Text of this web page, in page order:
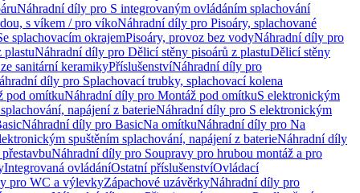
Náhradní díly pro S integrovaným ovládáním splachování
s víkem / pro víkoNáhradní díly pro Pisoáry, splachované
splachovacím okrajemPisoáry, provoz bez vodyNáhradní díly pro
plastuNáhradní díly pro Dělicí stěny pisoárů z plastuDělicí stěny
sanitární keramikyPříslušenstvíNáhradní díly pro
díly pro Splachovací trubky, splachovací kolena
pod omítkuNáhradní díly pro Montáž pod omítkuS elektronickým
napájení z baterieNáhradní díly pro S elektronickým
Náhradní díly pro BasicNa omítkuNáhradní díly pro Na
spuštěním splachování, napájení z baterieNáhradní díly
Náhradní díly pro Soupravy pro hrubou montáž a pro
Integrovaná ovládáníOstatní příslušenstvíOvládací
pro WC a výlevkyZápachové uzávěrkyNáhradní díly pro